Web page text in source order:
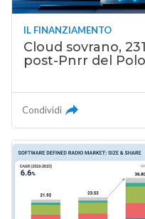
IL FINANZIAMENTO
Cloud sovrano,
post-Pnrr del
Condividi